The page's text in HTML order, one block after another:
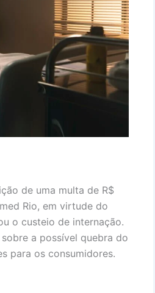
de uma multa de R$
Rio, em virtude do
o custeio de internação.
a possível quebra do
para os consumidores.